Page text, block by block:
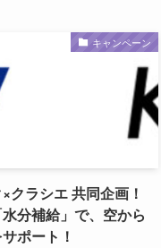
キャンペーン
クラシエ 共同企画！
水分補給」で、空から
ポート！